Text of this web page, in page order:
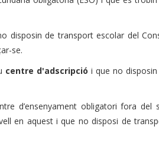
disposin de transport escolar del
se.
centre d'adscripció i que no disposin
d’ensenyament obligatori fora del
en aquest i que no disposi de